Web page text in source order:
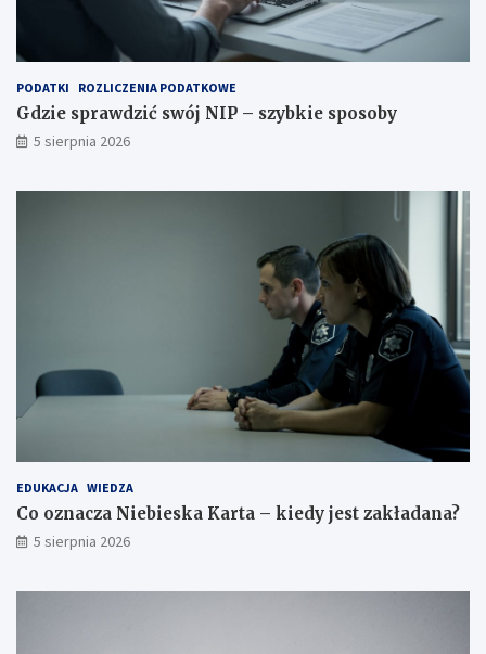
PODATKI ROZLICZENIA PODATKOWE
Gdzie sprawdzić swój NIP – szybkie sposoby
5 sierpnia 2026
EDUKACJA WIEDZA
Co oznacza Niebieska Karta – kiedy jest zakładana?
5 sierpnia 2026